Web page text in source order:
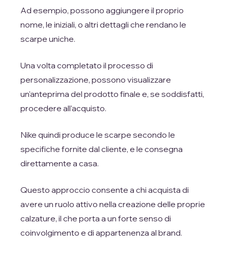
Ad esempio, possono aggiungere il proprio
nome, le iniziali, o altri dettagli che rendano le
scarpe uniche.
Una volta completato il processo di
personalizzazione, possono visualizzare
un'anteprima del prodotto finale e, se soddisfatti,
procedere all'acquisto.
Nike quindi produce le scarpe secondo le
specifiche fornite dal cliente, e le consegna
direttamente a casa.
Questo approccio consente a chi acquista di
avere un ruolo attivo nella creazione delle proprie
calzature, il che porta a un forte senso di
coinvolgimento e di appartenenza al brand.